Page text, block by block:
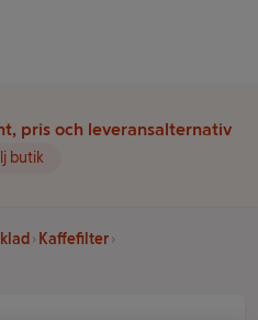
pris och leveransalternativ
butik
Kaffefilter